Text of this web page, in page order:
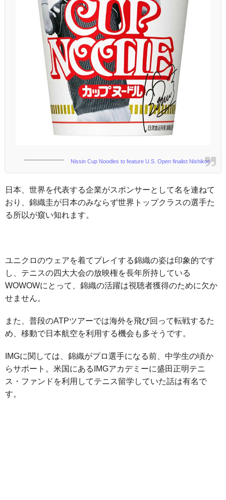
Nissin Cup Noodles to feature U.S. Open finalist Nishikori
日本、世界を代表する企業がスポンサーとして名を連ねて
おり、錦織圭が日本のみならず世界トップクラスの選手た
る所以が窺い知れます。
ユニクロのウェアを着てプレイする錦織の姿は印象的です
し、テニスの四大大会の放映権を長年所持している
WOWOWにとって、錦織の活躍は視聴者獲得のために欠か
せません。
また、普段のATPツアーでは海外を飛び回って転戦するた
め、移動で日本航空を利用する機会も多そうです。
IMGに関しては、錦織がプロ選手になる前、中学生の頃か
らサポート。米国にあるIMGアカデミーに盛田正明テニ
ス・ファンドを利用してテニス留学していた話は有名で
す。